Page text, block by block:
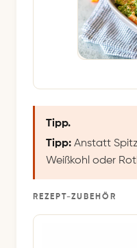
Tipp.
Tipp: Anstatt
Weißkohl oder
REZEPT-ZUBEHÖR